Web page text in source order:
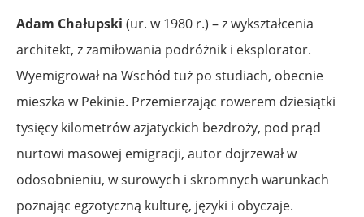
Adam Chałupski (ur. w 1980 r.) – z wykształcenia
architekt, z zamiłowania podróżnik i eksplorator.
Wyemigrował na Wschód tuż po studiach, obecnie
mieszka w Pekinie. Przemierzając rowerem dziesiątki
tysięcy kilometrów azjatyckich bezdroży, pod prąd
nurtowi masowej emigracji, autor dojrzewał w
odosobnieniu, w surowych i skromnych warunkach
poznając egzotyczną kulturę, języki i obyczaje.